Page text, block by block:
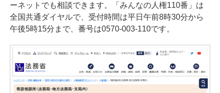
ーネットでも相談できます。「みんなの人権110番」は
全国共通ダイヤルで、受付時間は平日午前8時30分から
午後5時15分まで、番号は0570-003-110です。